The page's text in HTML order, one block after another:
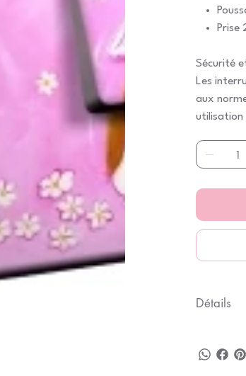
Prise
Sécurité
Les
aux
utilisation
Détails